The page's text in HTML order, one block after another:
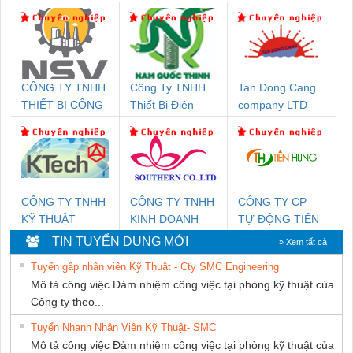
CÔNG TY TNHH
THIẾT BỊ CÔNG
SETSUBI VIỆT
NAM
Công Ty TNHH
Thiết Bị Điện
Tan Dong Cang
company LTD
CÔNG TY TNHH
KỸ THUẬT
KTECH VIỆT
NAM
CÔNG TY TNHH
KINH DOANH
DỊCH VỤ XNK
PHƯƠNG NAM
CÔNG TY CP
TỰ ĐỘNG TIẾN
TIN TUYỂN DỤNG MỚI » Xem tất cả
Tuyển gấp nhân viên Kỹ Thuật - Cty SMC Engineering
Mô tả công việc Đảm nhiệm công việc tại phòng kỹ thuật của
Công ty theo...
Tuyển Nhanh Nhân Viên Kỹ Thuật- SMC
Mô tả công việc Đảm nhiệm công việc tại phòng kỹ thuật của